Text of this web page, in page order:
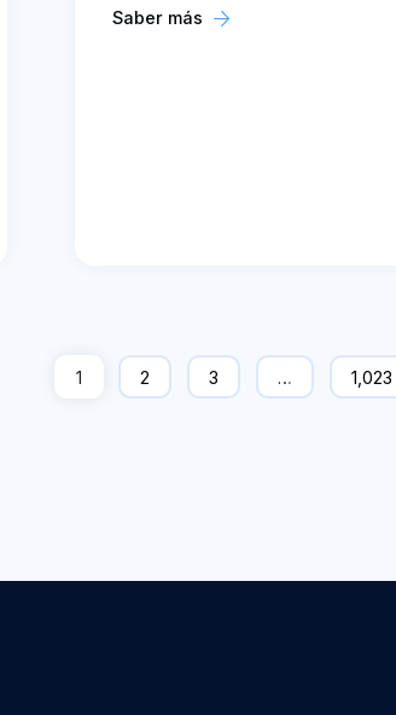
Saber más
1 2 3 … 1,023